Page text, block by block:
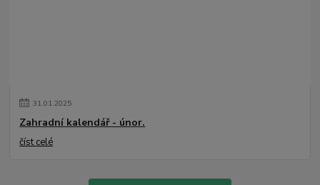
31.01.2025
Zahradní kalendář - únor.
číst celé